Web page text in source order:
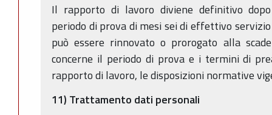
Il rapporto di lavoro diviene definitivo
periodo di prova di mesi sei di effettivo
può essere rinnovato o prorogato alla
concerne il periodo di prova e i termini di
rapporto di lavoro, le disposizioni normative
11) Trattamento dati personali